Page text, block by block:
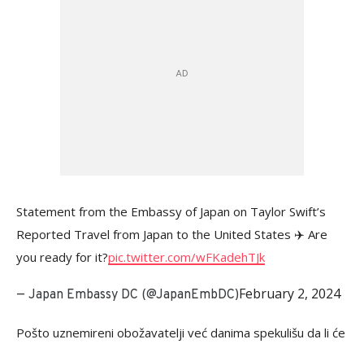
Statement from the Embassy of Japan on Taylor Swift’s
Reported Travel from Japan to the United States ✈️ Are
you ready for it?pic.twitter.com/wFKadehTJk
— Japan Embassy DC (@JapanEmbDC)February 2, 2024
Pošto uznemireni obožavatelji već danima spekulišu da li će